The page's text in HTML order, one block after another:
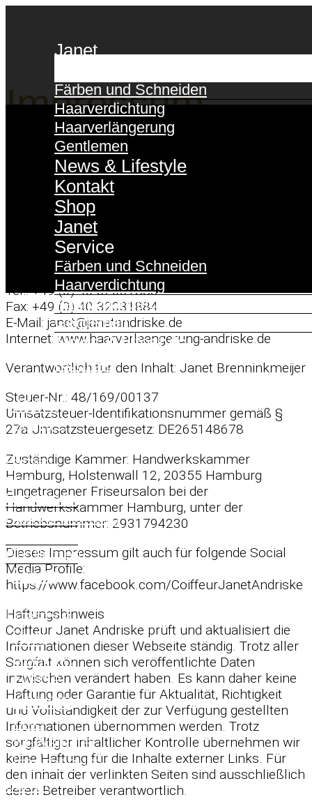
Janet
Färben und Schneiden
Haarverdichtung
Haarverlängerung
Gentlemen
News & Lifestyle
Kontakt
Shop
Janet
Service
Färben und Schneiden
Haarverdichtung
Haarverlängerung
Gentlemen
News & Lifestyle
Kontakt
Janet
Service
Färben
und
Schneiden
Haarverdichtung
Gentlemen
News
&
Lifestyle
Shop
Kontakt
Preise
Karriere
FAQ
Newsletter
Impressum
Janet
Impressum
ANBIETERKENNZEICHNUNG
Janet Andriske
Coiffeur & Haarverlängerung
Graskeller 2
20457 Hamburg
Germany
Tel.: +49 (0) 40 32031883
Fax: +49 (0) 40 32031884
E-Mail: janet@janetandriske.de
Internet: www.haarverlaengerung-andriske.de
Verantwortlich für den Inhalt: Janet Brenninkmeijer
Steuer-Nr.: 48/169/00137
Umsatzsteuer-Identifikationsnummer gemäß §
27a Umsatzsteuergesetz: DE265148678
Zuständige Kammer: Handwerkskammer
Hamburg, Holstenwall 12, 20355 Hamburg
Eingetragener Friseursalon bei der
Handwerkskammer Hamburg, unter der
Betriebsnummer: 2931794230
Dieses Impressum gilt auch für folgende Social
Media Profile:
https://www.facebook.com/CoiffeurJanetAndriske
Haftungshinweis
Coiffeur Janet Andriske prüft und aktualisiert die
Informationen dieser Webseite ständig. Trotz aller
Sorgfalt können sich veröffentlichte Daten
inzwischen verändert haben. Es kann daher keine
Haftung oder Garantie für Aktualität, Richtigkeit
und Vollständigkeit der zur Verfügung gestellten
Informationen übernommen werden. Trotz
sorgfältiger inhaltlicher Kontrolle übernehmen wir
keine Haftung für die Inhalte externer Links. Für
den Inhalt der verlinkten Seiten sind ausschließlich
deren Betreiber verantwortlich.